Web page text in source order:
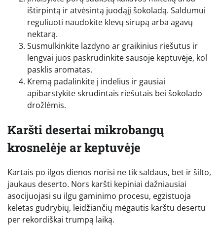
ištirpintą ir atvėsintą juodąjį šokoladą. Saldumui
reguliuoti naudokite klevų sirupą arba agavų
nektarą.
Susmulkinkite lazdyno ar graikinius riešutus ir
lengvai juos paskrudinkite sausoje keptuvėje, kol
pasklis aromatas.
Kremą padalinkite į indelius ir gausiai
apibarstykite skrudintais riešutais bei šokolado
drožlėmis.
Karšti desertai mikrobangų
krosnelėje ar keptuvėje
Kartais po ilgos dienos norisi ne tik saldaus, bet ir šilto,
jaukaus deserto. Nors karšti kepiniai dažniausiai
asocijuojasi su ilgu gaminimo procesu, egzistuoja
keletas gudrybių, leidžiančių mėgautis karštu desertu
per rekordiškai trumpą laiką.